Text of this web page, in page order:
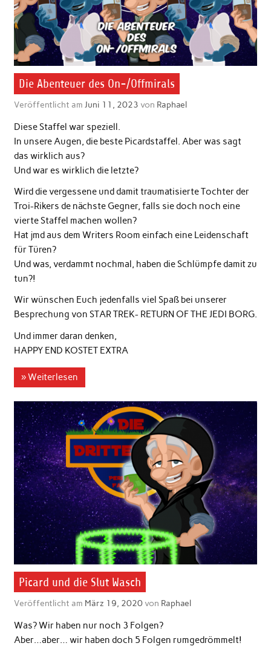
Die Abenteuer des On-/Offmirals
Veröffentlicht am Juni 11, 2023 von Raphael
Diese Staffel war speziell.
In unsere Augen, die beste Picardstaffel. Aber was sagt
das wirklich aus?
Und war es wirklich die letzte?
Wird die vergessene und damit traumatisierte Tochter der
Troi-Rikers de nächste Gegner, falls sie doch noch eine
vierte Staffel machen wollen?
Hat jmd aus dem Writers Room einfach eine Leidenschaft
für Türen?
Und was, verdammt nochmal, haben die Schlümpfe damit zu
tun?!
Wir wünschen Euch jedenfalls viel Spaß bei unserer
Besprechung von STAR TREK- RETURN OF THE JEDI BORG.
Und immer daran denken,
HAPPY END KOSTET EXTRA
» Weiterlesen
Picard und die Slut Wasch
Veröffentlicht am März 19, 2020von Raphael
Was? Wir haben nur noch 3 Folgen?
Aber…aber… wir haben doch 5 Folgen rumgedrömmelt!